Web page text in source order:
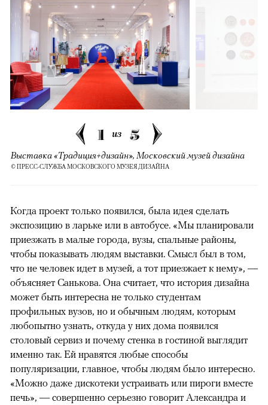
1 из 5
Выставка «Традиция+дизайн», Московский музей дизайна
© ПРЕСС-СЛУЖБА МОСКОВСКОГО МУЗЕЯ ДИЗАЙНА
Когда проект только появился, была идея сделать
экспозицию в ларьке или в автобусе. «Мы планировали
приезжать в малые города, вузы, спальные районы,
чтобы показывать людям выставки. Смысл был в том,
что не человек идет в музей, а тот приезжает к нему», —
объясняет Санькова. Она считает, что история дизайна
может быть интересна не только студентам
профильных вузов, но и обычным людям, которым
любопытно узнать, откуда у них дома появился
столовый сервиз и почему стенка в гостиной выглядит
именно так. Ей нравятся любые способы
популяризации, главное, чтобы людям было интересно.
«Можно даже дискотеки устраивать или пироги вместе
печь», — совершенно серьезно говорит Александра и